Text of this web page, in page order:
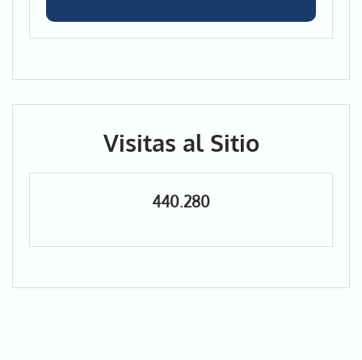
Visitas al Sitio
440.280